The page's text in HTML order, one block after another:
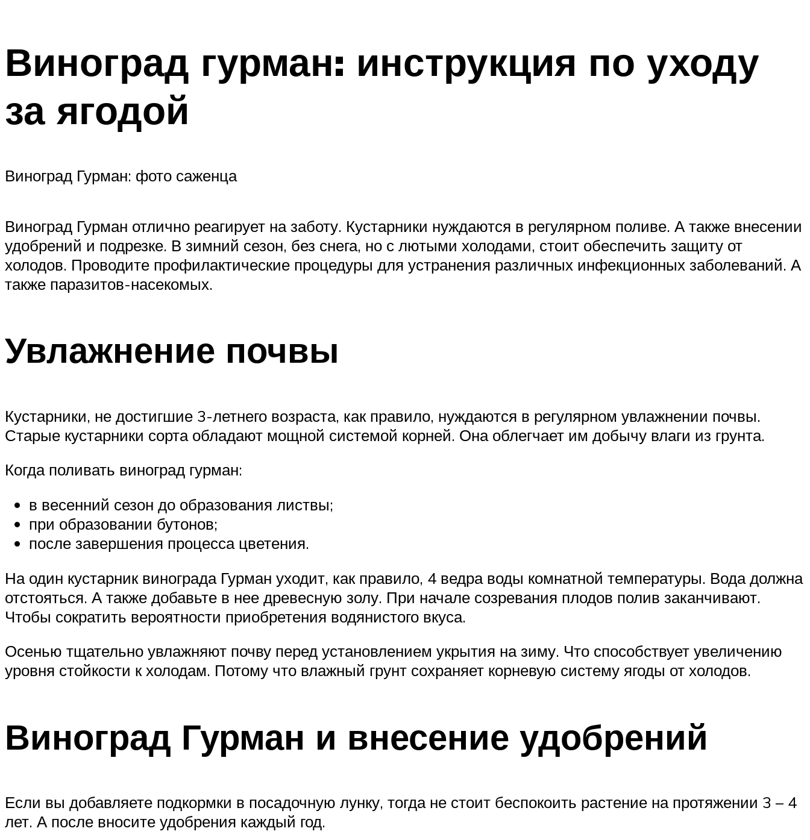
Виноград гурман: инструкция по уходу
за ягодой
Виноград Гурман: фото саженца
Виноград Гурман отлично реагирует на заботу. Кустарники нуждаются в регулярном поливе. А также внесении
удобрений и подрезке. В зимний сезон, без снега, но с лютыми холодами, стоит обеспечить защиту от
холодов. Проводите профилактические процедуры для устранения различных инфекционных заболеваний. А
также паразитов-насекомых.
Увлажнение почвы
Кустарники, не достигшие 3-летнего возраста, как правило, нуждаются в регулярном увлажнении почвы.
Старые кустарники сорта обладают мощной системой корней. Она облегчает им добычу влаги из грунта.
Когда поливать виноград гурман:
в весенний сезон до образования листвы;
при образовании бутонов;
после завершения процесса цветения.
На один кустарник винограда Гурман уходит, как правило, 4 ведра воды комнатной температуры. Вода должна
отстояться. А также добавьте в нее древесную золу. При начале созревания плодов полив заканчивают.
Чтобы сократить вероятности приобретения водянистого вкуса.
Осенью тщательно увлажняют почву перед установлением укрытия на зиму. Что способствует увеличению
уровня стойкости к холодам. Потому что влажный грунт сохраняет корневую систему ягоды от холодов.
Виноград Гурман и внесение удобрений
Если вы добавляете подкормки в посадочную лунку, тогда не стоит беспокоить растение на протяжении 3 – 4
лет. А после вносите удобрения каждый год.